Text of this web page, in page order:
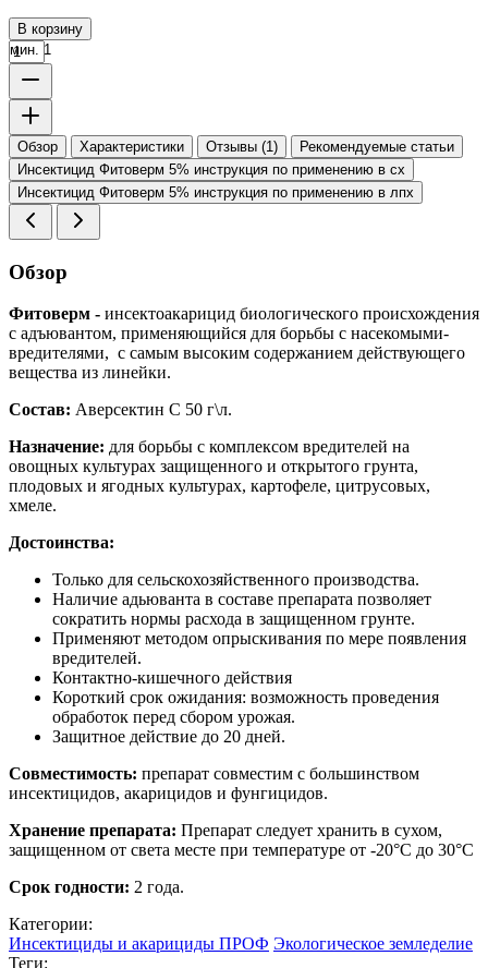
В корзину
мин. 1
Обзор Характеристики Отзывы (1)
Рекомендуемые статьи
Инсектицид Фитоверм 5% инструкция по применению в сх
Инсектицид Фитоверм 5% инструкция по применению в лпх
Обзор
Фитоверм - инсектоакарицид биологического происхождения
с адъювантом, применяющийся для борьбы с насекомыми-
вредителями, с самым высоким содержанием действующего
вещества из линейки.
Состав: Аверсектин С 50 г\л.
Назначение: для борьбы с комплексом вредителей на
овощных культурах защищенного и открытого грунта,
плодовых и ягодных культурах, картофеле, цитрусовых,
хмеле.
Достоинства:
Только для сельскохозяйственного производства.
Наличие адьюванта в составе препарата позволяет
сократить нормы расхода в защищенном грунте.
Применяют методом опрыскивания по мере появления
вредителей.
Контактно-кишечного действия
Короткий срок ожидания: возможность проведения
обработок перед сбором урожая.
Защитное действие до 20 дней.
Совместимость: препарат совместим с большинством
инсектицидов, акарицидов и фунгицидов.
Хранение препарата: Препарат следует хранить в сухом,
защищенном от света месте при температуре от -20°С до 30°С
Срок годности: 2 года.
Категории:
Инсектициды и акарициды ПРОФ Экологическое земледелие
Теги: